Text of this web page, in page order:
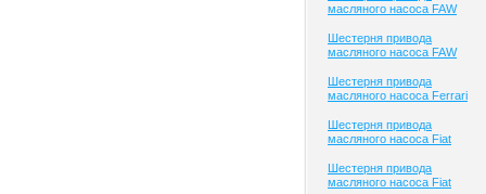
масляного насоса FAW
Шестерня привода
масляного насоса FAW
Шестерня привода
масляного насоса Ferrari
Шестерня привода
масляного насоса Fiat
Шестерня привода
масляного насоса Fiat